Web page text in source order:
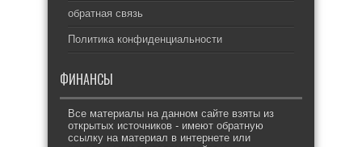
обратная связь
Политика конфиденциальности
ФИНАНСЫ
Все материалы на данном сайте взяты из
открытых источников - имеют обратную
ссылку на материал в интернете или